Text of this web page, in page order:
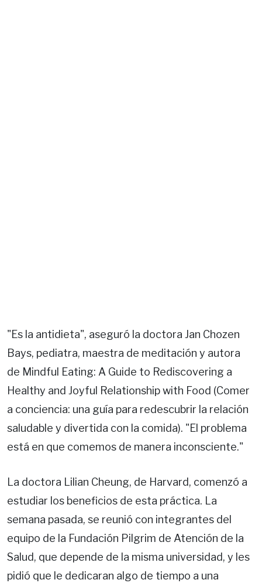
"Es la antidieta", aseguró la doctora Jan Chozen
Bays, pediatra, maestra de meditación y autora
de Mindful Eating: A Guide to Rediscovering a
Healthy and Joyful Relationship with Food (Comer
a conciencia: una guía para redescubrir la relación
saludable y divertida con la comida). "El problema
está en que comemos de manera inconsciente."
La doctora Lilian Cheung, de Harvard, comenzó a
estudiar los beneficios de esta práctica. La
semana pasada, se reunió con integrantes del
equipo de la Fundación Pilgrim de Atención de la
Salud, que depende de la misma universidad, y les
pidió que le dedicaran algo de tiempo a una